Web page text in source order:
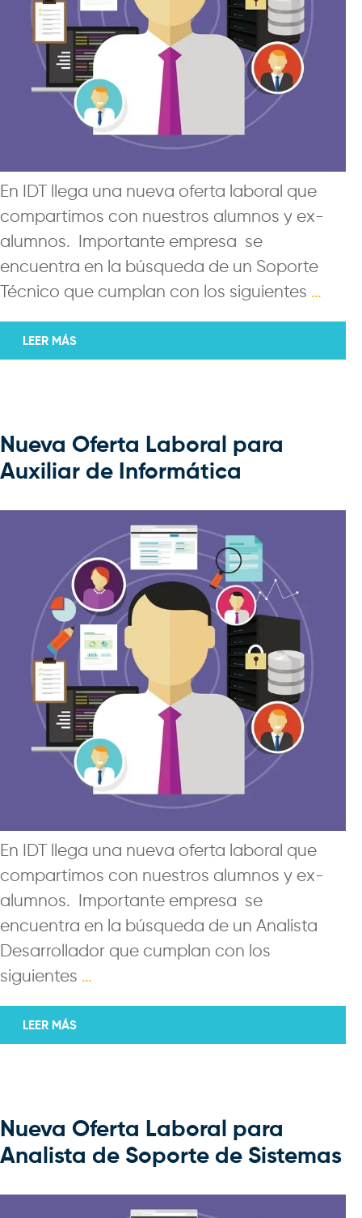
En IDT llega una nueva oferta laboral que
compartimos con nuestros alumnos y ex-
alumnos. Importante empresa se
encuentra en la búsqueda de un Soporte
Técnico que cumplan con los siguientes …
LEER MÁS
Nueva Oferta Laboral para
Auxiliar de Informática
En IDT llega una nueva oferta laboral que
compartimos con nuestros alumnos y ex-
alumnos. Importante empresa se
encuentra en la búsqueda de un Analista
Desarrollador que cumplan con los
siguientes …
LEER MÁS
Nueva Oferta Laboral para
Analista de Soporte de Sistemas